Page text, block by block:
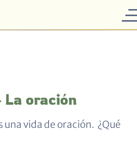
La oración
una vida de oración. ¿Qué